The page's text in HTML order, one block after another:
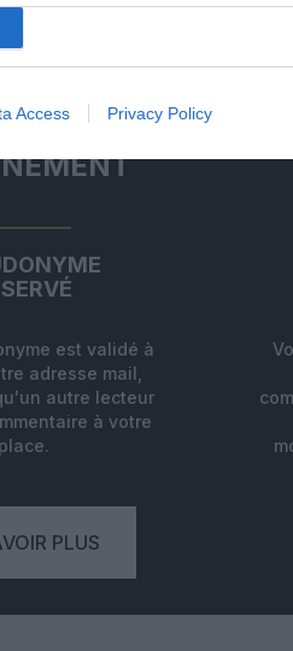
Access Privacy Policy
est validé à
adresse mail,
autre lecteur
à votre
place.
PLUS